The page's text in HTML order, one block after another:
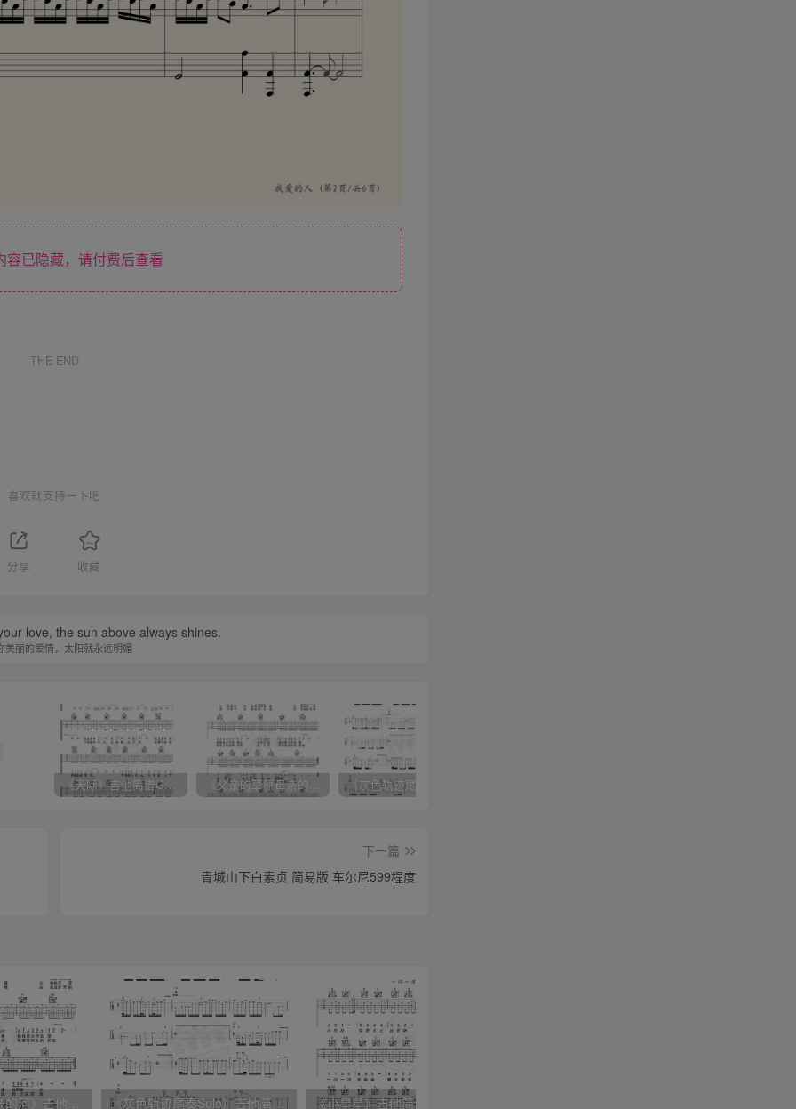
已隐藏，请付费后查看
THE END
喜欢就支持一下吧
分享 收藏
love, the sun above always shines.
美丽的爱情，太阳就永远明媚
《天际》吉他简谱G调弹唱谱（姜玉阳） 《父亲的草原母亲的河》吉他简谱C调弹唱谱（腾格尔）
下一篇
青城山下白素贞 简易版 车尔尼599程度
《灰色轨迹尾奏Solo》吉他简谱A调双吉他谱（BEYOND）